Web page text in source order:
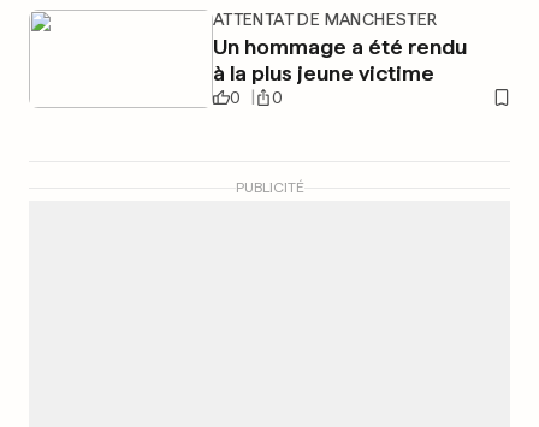
ATTENTAT DE MANCHESTER
Un hommage a été rendu
à la plus jeune victime
0 0
PUBLICITÉ